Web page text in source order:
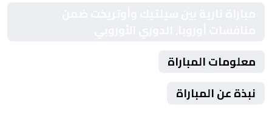
معلومات المباراة
نبذة عن المباراة